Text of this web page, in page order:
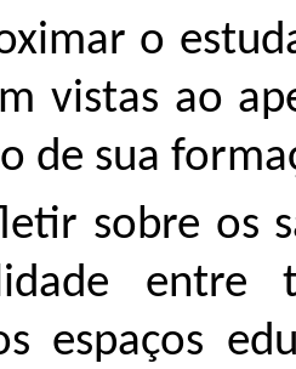
o
vistas ao
de sua
sobre os
espaços